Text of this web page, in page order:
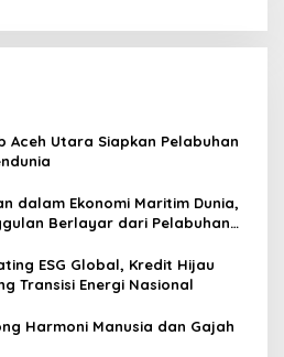
Aceh Utara Siapkan Pelabuhan
dalam Ekonomi Maritim Dunia,
Berlayar dari Pelabuhan
ESG Global, Kredit Hijau
Transisi Energi Nasional
Harmoni Manusia dan Gajah